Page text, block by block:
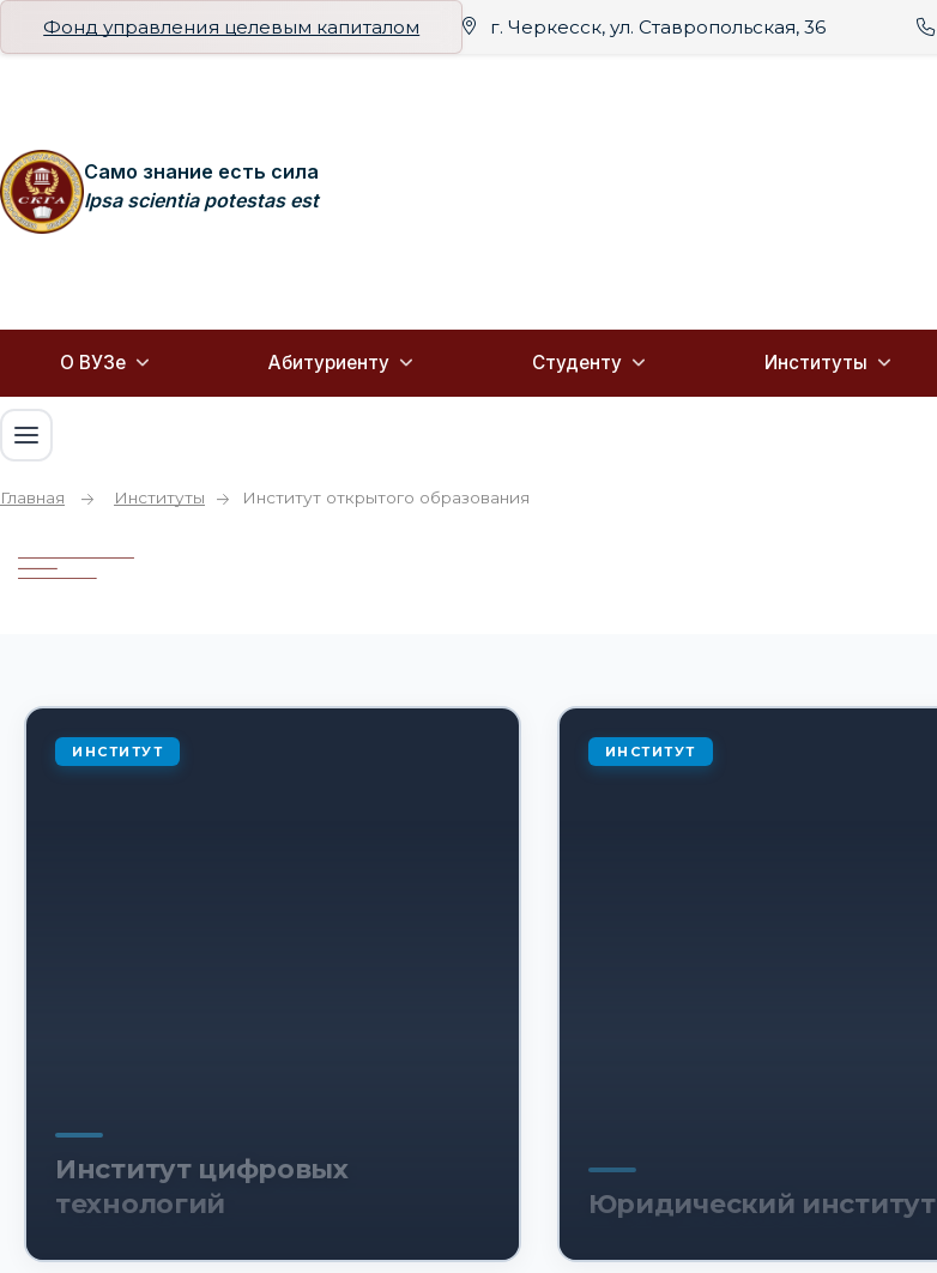
Фонд управления целевым капиталом г. Черкесск, ул. Ставропольская, 36
Само знание есть сила
Ipsa scientia potestas est
О ВУЗе Абитуриенту Студенту Институты
Главная Институты Институт открытого образования
Институт цифровых
технологий
ИНСТИТУТ
Юридический институт
ИНСТИТУТ